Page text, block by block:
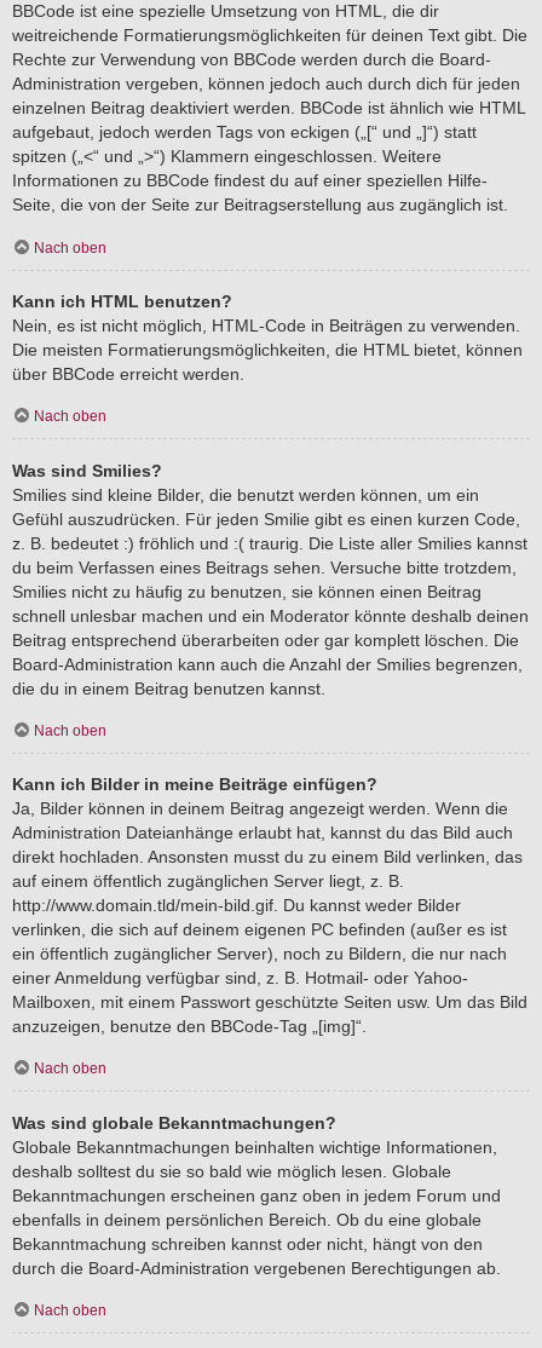
BBCode ist eine spezielle Umsetzung von HTML, die dir
weitreichende Formatierungsmöglichkeiten für deinen Text gibt. Die
Rechte zur Verwendung von BBCode werden durch die Board-
Administration vergeben, können jedoch auch durch dich für jeden
einzelnen Beitrag deaktiviert werden. BBCode ist ähnlich wie HTML
aufgebaut, jedoch werden Tags von eckigen („[“ und „]“) statt
spitzen („<“ und „>“) Klammern eingeschlossen. Weitere
Informationen zu BBCode findest du auf einer speziellen Hilfe-
Seite, die von der Seite zur Beitragserstellung aus zugänglich ist.
Nach oben
Kann ich HTML benutzen?
Nein, es ist nicht möglich, HTML-Code in Beiträgen zu verwenden.
Die meisten Formatierungsmöglichkeiten, die HTML bietet, können
über BBCode erreicht werden.
Nach oben
Was sind Smilies?
Smilies sind kleine Bilder, die benutzt werden können, um ein
Gefühl auszudrücken. Für jeden Smilie gibt es einen kurzen Code,
z. B. bedeutet :) fröhlich und :( traurig. Die Liste aller Smilies kannst
du beim Verfassen eines Beitrags sehen. Versuche bitte trotzdem,
Smilies nicht zu häufig zu benutzen, sie können einen Beitrag
schnell unlesbar machen und ein Moderator könnte deshalb deinen
Beitrag entsprechend überarbeiten oder gar komplett löschen. Die
Board-Administration kann auch die Anzahl der Smilies begrenzen,
die du in einem Beitrag benutzen kannst.
Nach oben
Kann ich Bilder in meine Beiträge einfügen?
Ja, Bilder können in deinem Beitrag angezeigt werden. Wenn die
Administration Dateianhänge erlaubt hat, kannst du das Bild auch
direkt hochladen. Ansonsten musst du zu einem Bild verlinken, das
auf einem öffentlich zugänglichen Server liegt, z. B.
http://www.domain.tld/mein-bild.gif. Du kannst weder Bilder
verlinken, die sich auf deinem eigenen PC befinden (außer es ist
ein öffentlich zugänglicher Server), noch zu Bildern, die nur nach
einer Anmeldung verfügbar sind, z. B. Hotmail- oder Yahoo-
Mailboxen, mit einem Passwort geschützte Seiten usw. Um das Bild
anzuzeigen, benutze den BBCode-Tag „[img]“.
Nach oben
Was sind globale Bekanntmachungen?
Globale Bekanntmachungen beinhalten wichtige Informationen,
deshalb solltest du sie so bald wie möglich lesen. Globale
Bekanntmachungen erscheinen ganz oben in jedem Forum und
ebenfalls in deinem persönlichen Bereich. Ob du eine globale
Bekanntmachung schreiben kannst oder nicht, hängt von den
durch die Board-Administration vergebenen Berechtigungen ab.
Nach oben